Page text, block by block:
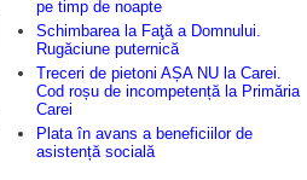
pe timp de noapte
Schimbarea la Faţă a Domnului.
Rugăciune puternică
Treceri de pietoni AȘA NU la Carei.
Cod roșu de incompetență la Primăria
Carei
Plata în avans a beneficiilor de
asistență socială